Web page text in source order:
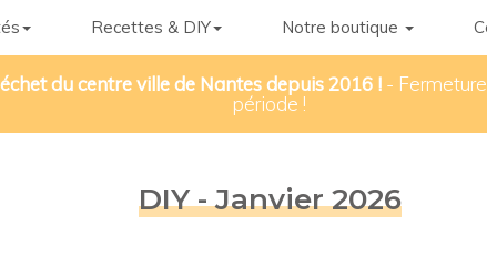
Recettes & DIY Notre boutique
du centre ville de Nantes depuis 2016 ! -
période !
DIY - Janvier 2026